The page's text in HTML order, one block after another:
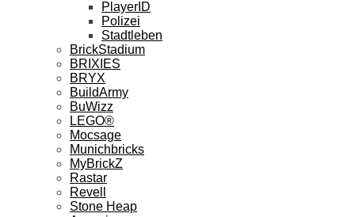
PlayerID
Polizei
Stadtleben
BrickStadium
BRIXIES
BRYX
BuildArmy
BuWizz
LEGO®
Mocsage
Munichbricks
MyBrickZ
Rastar
Revell
Stone Heap